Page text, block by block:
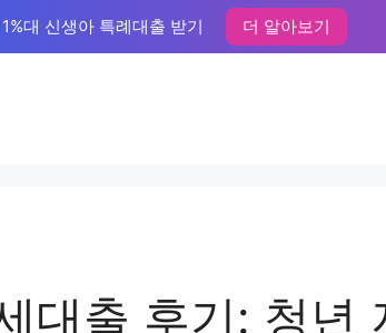
대 신생아 특례대출 받기 더 알아보기
대출 후기: 청년